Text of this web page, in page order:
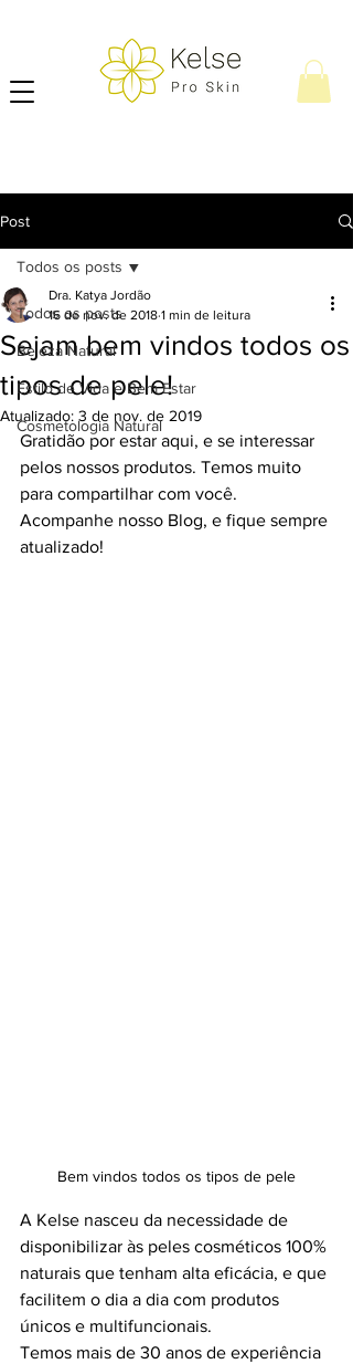
Post
Todos os posts
Beleza Natural
Estilo de Vida e Bem Estar
Cosmetologia Natural
Todos os posts
Sejam bem vindos todos os
tipos de pele!
Dra. Katya Jordão
16 de nov. de 2018 1 min de leitura
Atualizado: 3 de nov. de 2019
Gratidão por estar aqui, e se interessar
pelos nossos produtos. Temos muito
para compartilhar com você.
Acompanhe nosso Blog, e fique sempre
atualizado!
Bem vindos todos os tipos de pele
A Kelse nasceu da necessidade de
disponibilizar às peles cosméticos 100%
naturais que tenham alta eficácia, e que
facilitem o dia a dia com produtos
únicos e multifuncionais.
Temos mais de 30 anos de experiência